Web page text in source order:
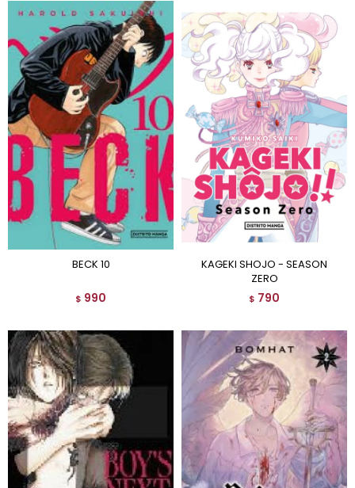
BECK 10
$ 990
KAGEKI SHOJO - SEASON
ZERO
$ 790